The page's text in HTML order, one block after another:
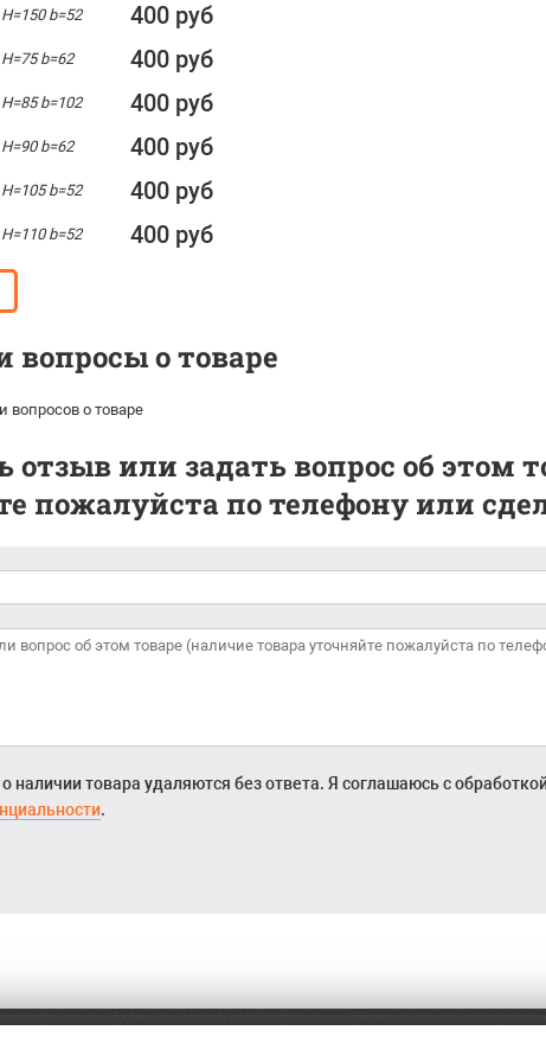
b=52 400 руб
b=62 400 руб
b=102 400 руб
b=62 400 руб
b=52 400 руб
b=52 400 руб
о товаре
вопросов о товаре
отзыв или задать вопрос об этом
пожалуйста по телефону или
наличии товара удаляются без ответа. Я соглашаюсь с
.